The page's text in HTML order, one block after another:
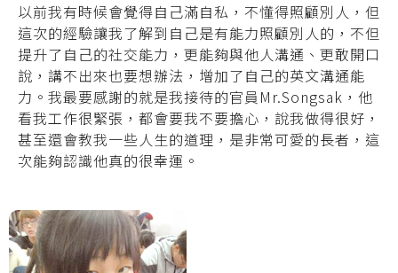
以前我有時候會覺得自己滿自私，不懂得照顧別人，但
這次的經驗讓我了解到自己是有能力照顧別人的，不但
提升了自己的社交能力，更能夠與他人溝通、更敢開口
說，講不出來也要想辦法，增加了自己的英文溝通能
力。我最要感謝的就是我接待的官員Mr.Songsak，他
看我工作很緊張，都會要我不要擔心，說我做得很好，
甚至還會教我一些人生的道理，是非常可愛的長者，這
次能夠認識他真的很幸運。